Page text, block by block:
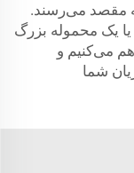
مقصد می‌رسند.
یک محموله بزرگ
می‌کنیم و
شما